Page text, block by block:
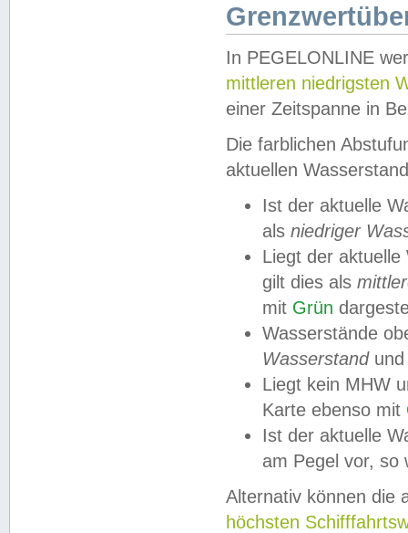
In PEGELONLINE
mittleren niedrigsten
einer Zeitspanne in
Die farblichen
aktuellen
Ist der aktuelle
als niedriger
Liegt der
gilt dies als
mit Grün
Wasserstände
Wasserstandund
Liegt kein MHW
Karte ebenso mit
Ist der aktuelle
am Pegel vor,
Alternativ können die
höchsten